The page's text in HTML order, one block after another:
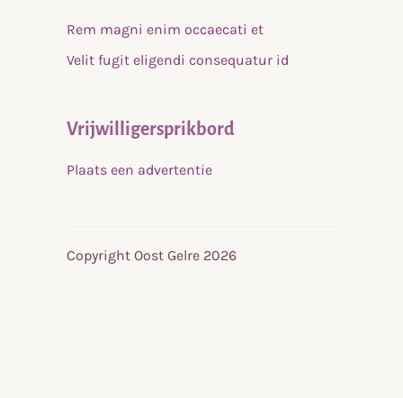
Rem magni enim occaecati et
Velit fugit eligendi consequatur id
Vrijwilligersprikbord
Plaats een advertentie
Copyright Oost Gelre 2026